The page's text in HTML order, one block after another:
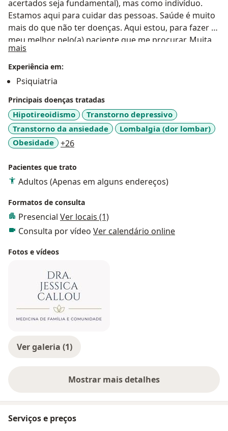
acertados seja fundamental), mas como indivíduo.
Estamos aqui para cuidar das pessoas. Saúde é muito
mais do que não ter doenças. Aqui estou, para fazer o
meu melhor pelo(a) paciente que me procurar. Muita
saúde a todos nós!
mais
Experiência em:
Psiquiatria
Principais doenças tratadas
Hipotireoidismo
Transtorno depressivo
Transtorno da ansiedade
Lombalgia (dor lombar)
Obesidade
+26a11y_sr_more_diseases
Pacientes que trato
Adultos (Apenas em alguns endereços)
Formatos de consulta
Presencial Ver locais (1)
Consulta por vídeo Ver calendário online
Fotos e vídeos
Ver galeria (1)
Mostrar mais detalhes
sobre a experiência
Serviços e preços